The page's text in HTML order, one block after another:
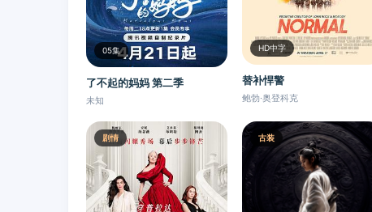
05集
了不起的妈妈 第二季
未知
HD中字
替补悍警
鲍勃·奥登科克
剧情 古装